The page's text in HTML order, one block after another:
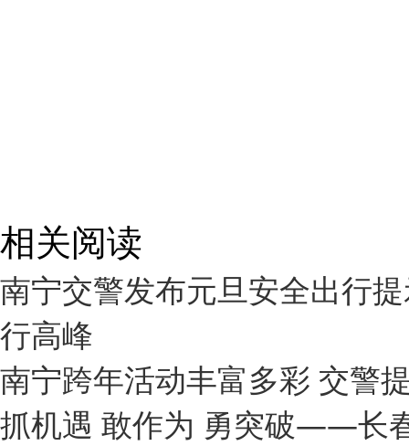
相关阅读
南宁交警发布元旦安全出行
行高峰
南宁跨年活动丰富多彩 交警
抓机遇 敢作为 勇突破——长